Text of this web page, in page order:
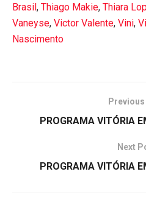
Brasil, Thiago Makie, Thiara
Vaneyse, Victor Valente, Vini,
Nascimento
PROGRAMA VITÓRIA
Next
PROGRAMA VITÓRIA